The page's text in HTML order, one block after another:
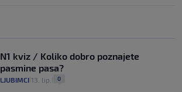
N1 kviz / Koliko dobro poznajete
pasmine pasa?
LJUBIMCI 13. lip. 0